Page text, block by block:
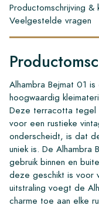
Productomschrijving &
Veelgestelde vragen
Alhambra Bejmat 01
hoogwaardig
Deze terracotta tegel
voor een rustieke
onderscheidt, is dat
uniek is. De Alhambra
gebruik binnen en
deze geschikt is voor
uitstraling voegt de
charme toe aan elke